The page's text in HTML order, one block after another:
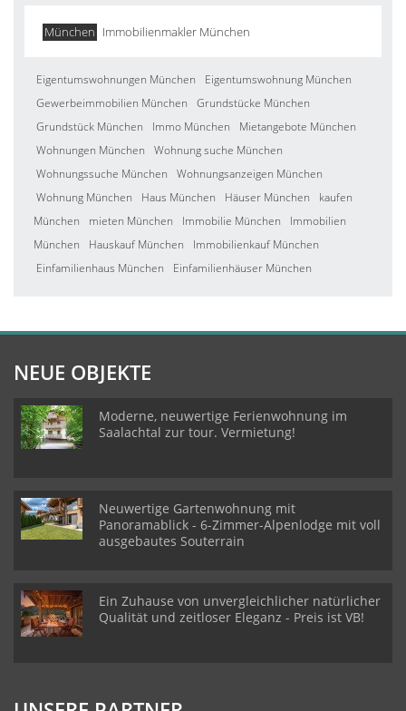
München Immobilienmakler München
Eigentumswohnungen München
Eigentumswohnung München
Gewerbeimmobilien München
Grundstücke München
Grundstück München
Immo München
Mietangebote München
Wohnungen München
Wohnung suche München
Wohnungssuche München
Wohnungsanzeigen München
Wohnung München
Haus München Häuser München
kaufen
München
mieten München Immobilie München
Immobilien
München
Hauskauf München
Immobilienkauf München
Einfamilienhaus München
Einfamilienhäuser München
NEUE OBJEKTE
Moderne, neuwertige Ferienwohnung im
Saalachtal zur tour. Vermietung!
Neuwertige Gartenwohnung mit
Panoramablick - 6-Zimmer-Alpenlodge mit voll
ausgebautes Souterrain
Ein Zuhause von unvergleichlicher natürlicher
Qualität und zeitloser Eleganz - Preis ist VB!